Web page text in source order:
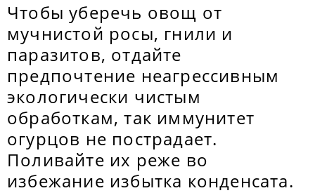
Чтобы уберечь овощ от
мучнистой росы, гнили и
паразитов, отдайте
предпочтение неагрессивным
экологически чистым
обработкам, так иммунитет
огурцов не пострадает.
Поливайте их реже во
избежание избытка конденсата.